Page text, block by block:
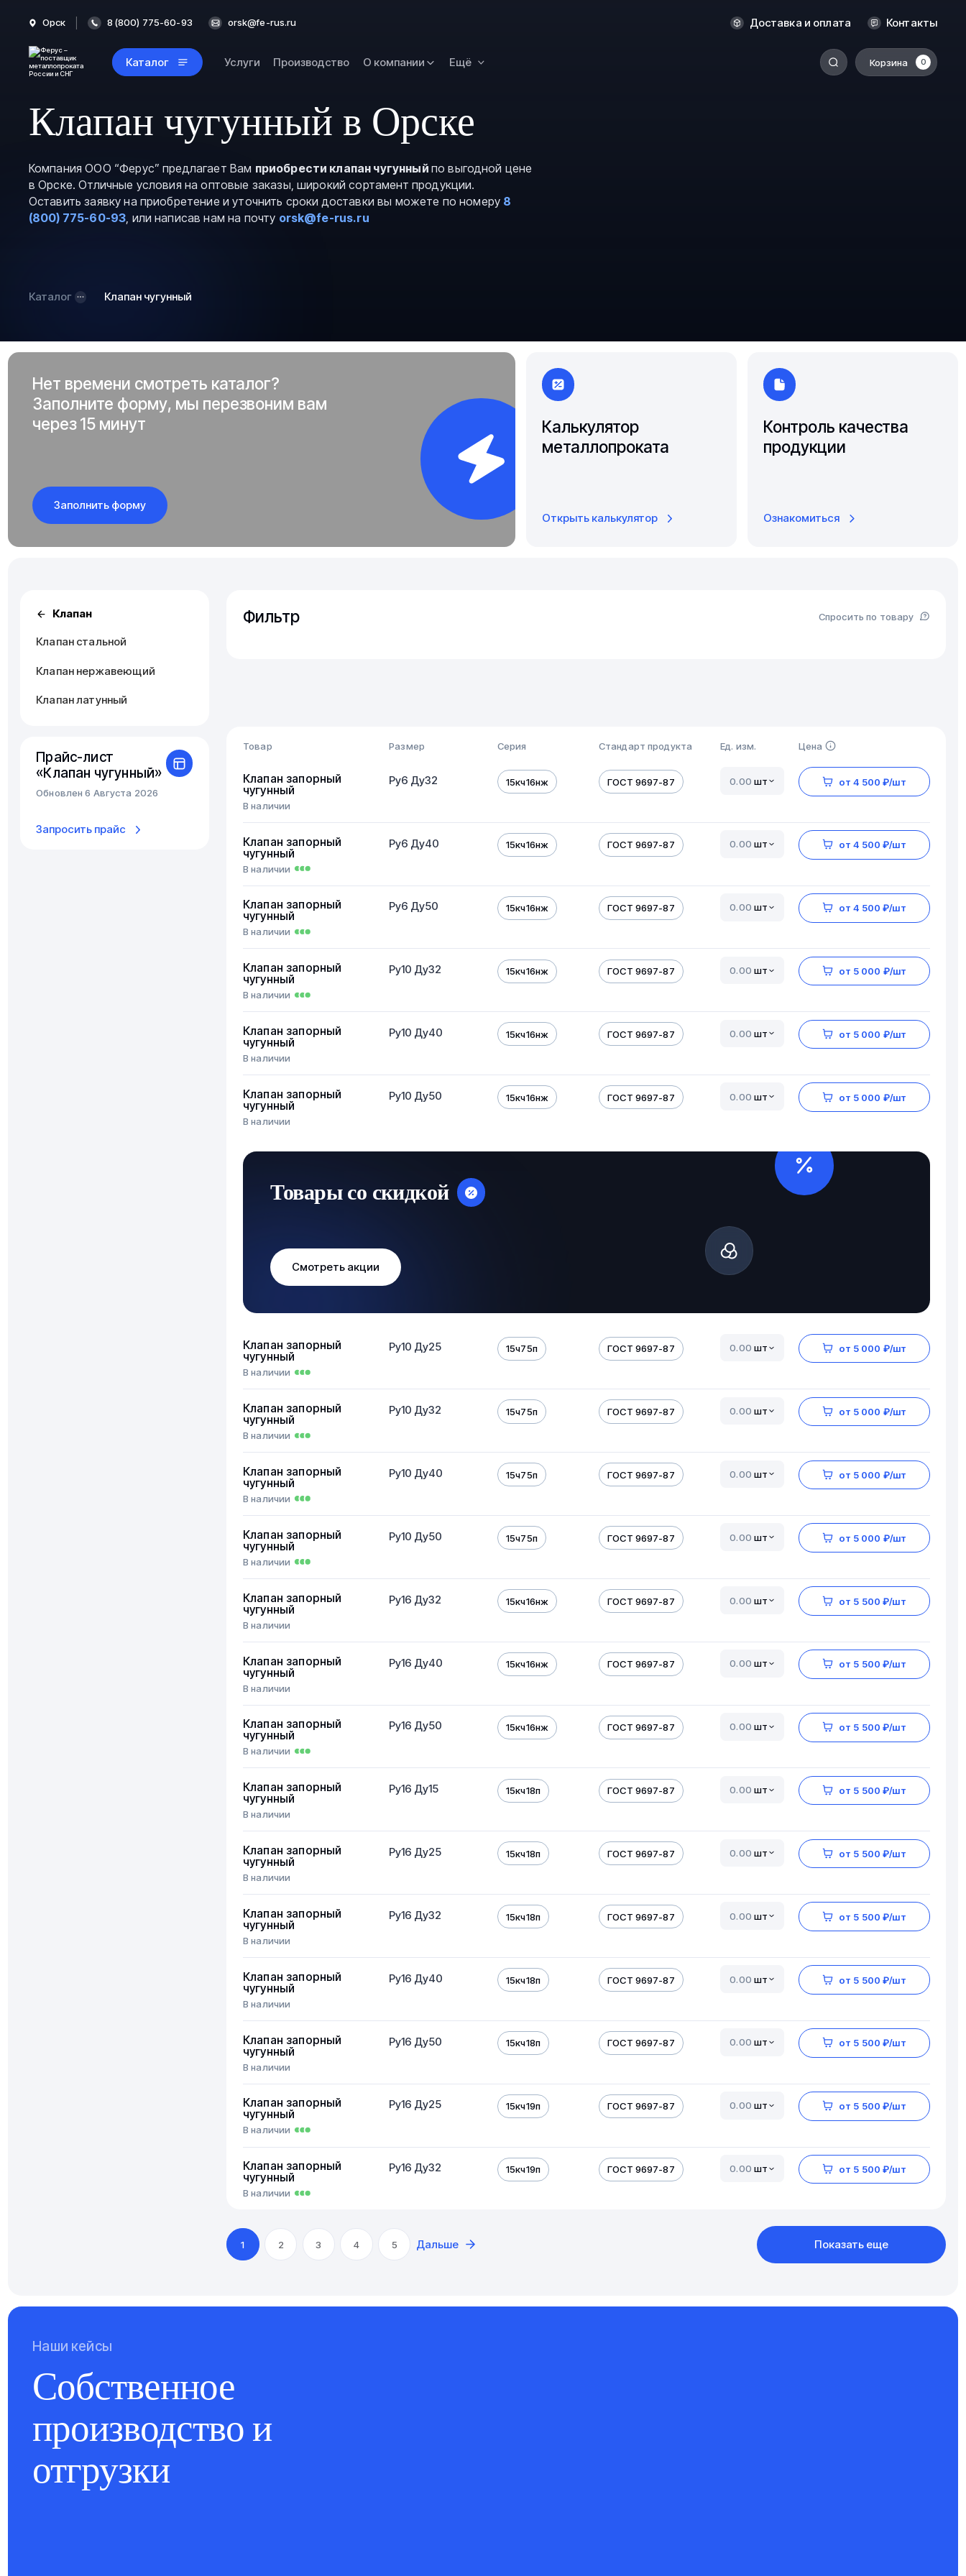
Орск 8 (800) 775-60-93 orsk@fe-rus.ru Доставка и оплата Контакты
Каталог Услуги Производство О компании Ещё Корзина 0
Оренбург
Пермь
Ростов-на-Дону
Клапан чугунный в Орске
Компания ООО “Ферус” предлагает Вам приобрести клапан чугунный по выгодной цене
в Орске. Отличные условия на оптовые заказы, широкий сортамент продукции.
Оставить заявку на приобретение и уточнить сроки доставки вы можете по номеру 8
(800) 775-60-93, или написав нам на почту orsk@fe-rus.ru
Каталог Клапан чугунный
Нет времени смотреть каталог?
Заполните форму, мы перезвоним вам
через 15 минут
Заполнить форму
Калькулятор
металлопроката
Открыть калькулятор
Контроль качества
продукции
Ознакомиться
Клапан
Клапан стальной
Клапан нержавеющий
Клапан латунный
Прайс-лист
«Клапан чугунный»
Обновлен 6 Августа 2026
Запросить прайс
Фильтр Спросить по товару
Товар Размер Серия Стандарт продукта Ед. изм. Цена
Клапан запорный
чугунный
В наличии
Ру6 Ду32 15кч16нж ГОСТ 9697-87 шт от 4 500 ₽/шт
Клапан запорный
чугунный
В наличии
Ру6 Ду40 15кч16нж ГОСТ 9697-87 шт от 4 500 ₽/шт
Клапан запорный
чугунный
В наличии
Ру6 Ду50 15кч16нж ГОСТ 9697-87 шт от 4 500 ₽/шт
Клапан запорный
чугунный
В наличии
Ру10 Ду32 15кч16нж ГОСТ 9697-87 шт от 5 000 ₽/шт
Клапан запорный
чугунный
В наличии
Ру10 Ду40 15кч16нж ГОСТ 9697-87 шт от 5 000 ₽/шт
Клапан запорный
чугунный
В наличии
Ру10 Ду50 15кч16нж ГОСТ 9697-87 шт от 5 000 ₽/шт
Товары со скидкой
Смотреть акции
Клапан запорный
чугунный
В наличии
Ру10 Ду25 15ч75п ГОСТ 9697-87 шт от 5 000 ₽/шт
Клапан запорный
чугунный
В наличии
Ру10 Ду32 15ч75п ГОСТ 9697-87 шт от 5 000 ₽/шт
Клапан запорный
чугунный
В наличии
Ру10 Ду40 15ч75п ГОСТ 9697-87 шт от 5 000 ₽/шт
Клапан запорный
чугунный
В наличии
Ру10 Ду50 15ч75п ГОСТ 9697-87 шт от 5 000 ₽/шт
Клапан запорный
чугунный
В наличии
Ру16 Ду32 15кч16нж ГОСТ 9697-87 шт от 5 500 ₽/шт
Клапан запорный
чугунный
В наличии
Ру16 Ду40 15кч16нж ГОСТ 9697-87 шт от 5 500 ₽/шт
Клапан запорный
чугунный
В наличии
Ру16 Ду50 15кч16нж ГОСТ 9697-87 шт от 5 500 ₽/шт
Клапан запорный
чугунный
В наличии
Ру16 Ду15 15кч18п ГОСТ 9697-87 шт от 5 500 ₽/шт
Клапан запорный
чугунный
В наличии
Ру16 Ду25 15кч18п ГОСТ 9697-87 шт от 5 500 ₽/шт
Клапан запорный
чугунный
В наличии
Ру16 Ду32 15кч18п ГОСТ 9697-87 шт от 5 500 ₽/шт
Клапан запорный
чугунный
В наличии
Ру16 Ду40 15кч18п ГОСТ 9697-87 шт от 5 500 ₽/шт
Клапан запорный
чугунный
В наличии
Ру16 Ду50 15кч18п ГОСТ 9697-87 шт от 5 500 ₽/шт
Клапан запорный
чугунный
В наличии
Ру16 Ду25 15кч19п ГОСТ 9697-87 шт от 5 500 ₽/шт
Клапан запорный
чугунный
В наличии
Ру16 Ду32 15кч19п ГОСТ 9697-87 шт от 5 500 ₽/шт
1 2 3 4 5 Дальше Показать еще
Наши кейсы
Собственное
производство и
отгрузки